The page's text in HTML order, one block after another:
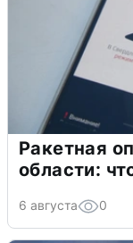
Ракетная
области:
6 августа 0